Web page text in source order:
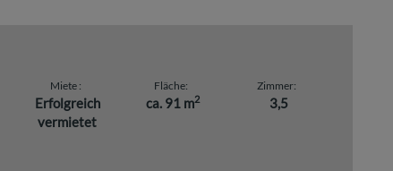
Miete
Erfolgreich
vermietet
Fläche
ca. 91 m2
Zimmer
3,5